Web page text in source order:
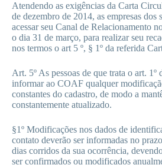
Atendendo as exigências da Carta
de dezembro de 2014, as empresas dos
acessar seu Canal de Relacionamento
o dia 31 de março, para realizar seu
nos termos o art 5 º, § 1º da referida
Art. 5º As pessoas de que trata o art. 1º
informar ao COAF qualquer
constantes do cadastro, de modo a
constantemente atualizado.
§1º Modificações nos dados de
contato deverão ser informadas no
dias corridos da sua ocorrência,
ser confirmados ou modificados